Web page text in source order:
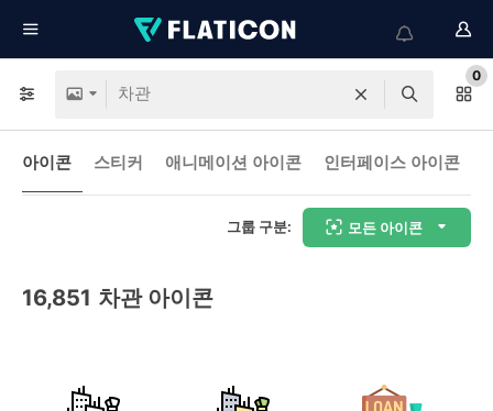
0
아이콘 스티커 애니메이션 아이콘 인터페이스 아이콘
그룹 구분: 모든 아이콘
16,851 차관 아이콘